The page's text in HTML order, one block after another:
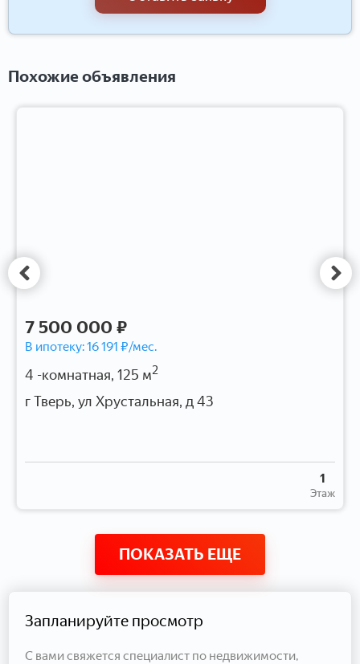
Похожие объявления
7 500 000 ₽
В ипотеку:16 191 ₽/мес.
4 -комнатная, 125 м2
г Тверь, ул Хрустальная, д 43
Этаж
1
ПОКАЗАТЬ ЕЩЕ
Запланируйте просмотр
С вами свяжется специалист по недвижимости,